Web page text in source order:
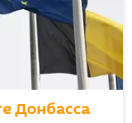
Донбасса